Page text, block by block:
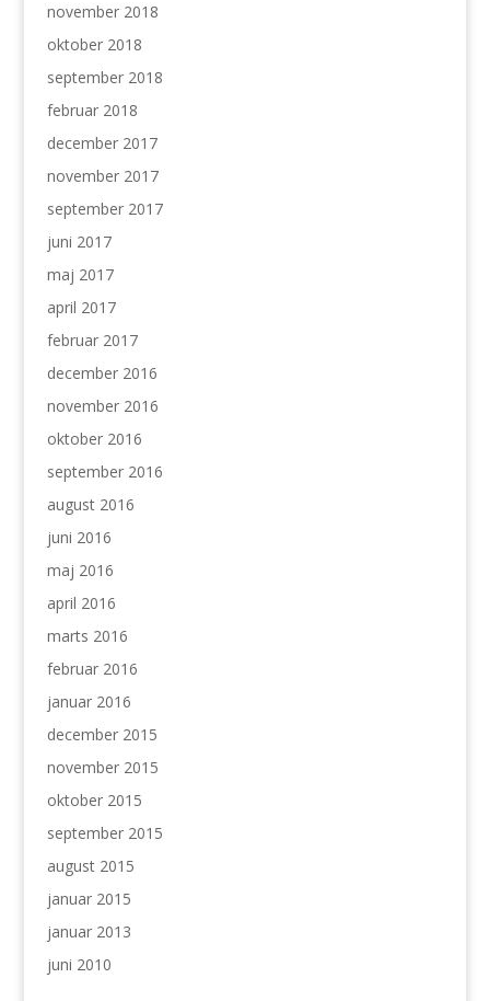
november 2018
oktober 2018
september 2018
februar 2018
december 2017
november 2017
september 2017
juni 2017
maj 2017
april 2017
februar 2017
december 2016
november 2016
oktober 2016
september 2016
august 2016
juni 2016
maj 2016
april 2016
marts 2016
februar 2016
januar 2016
december 2015
november 2015
oktober 2015
september 2015
august 2015
januar 2015
januar 2013
juni 2010